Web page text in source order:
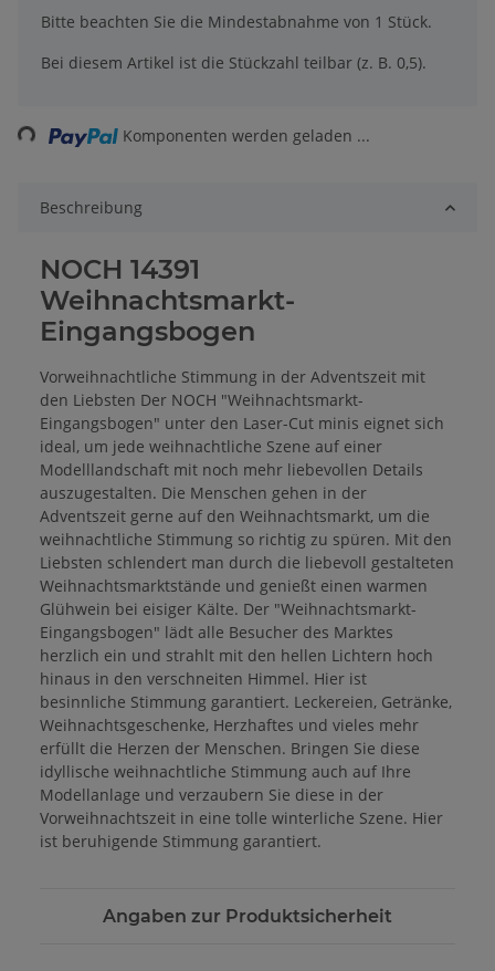
x
Bitte beachten Sie die Mindestabnahme von 1 Stück.
Bei diesem Artikel ist die Stückzahl teilbar (z. B. 0,5).
Loading... Komponenten werden geladen ...
Beschreibung
NOCH 14391
Weihnachtsmarkt-
Eingangsbogen
Vorweihnachtliche Stimmung in der Adventszeit mit
den Liebsten Der NOCH "Weihnachtsmarkt-
Eingangsbogen" unter den Laser-Cut minis eignet sich
ideal, um jede weihnachtliche Szene auf einer
Modelllandschaft mit noch mehr liebevollen Details
auszugestalten. Die Menschen gehen in der
Adventszeit gerne auf den Weihnachtsmarkt, um die
weihnachtliche Stimmung so richtig zu spüren. Mit den
Liebsten schlendert man durch die liebevoll gestalteten
Weihnachtsmarktstände und genießt einen warmen
Glühwein bei eisiger Kälte. Der "Weihnachtsmarkt-
Eingangsbogen" lädt alle Besucher des Marktes
herzlich ein und strahlt mit den hellen Lichtern hoch
hinaus in den verschneiten Himmel. Hier ist
besinnliche Stimmung garantiert. Leckereien, Getränke,
Weihnachtsgeschenke, Herzhaftes und vieles mehr
erfüllt die Herzen der Menschen. Bringen Sie diese
idyllische weihnachtliche Stimmung auch auf Ihre
Modellanlage und verzaubern Sie diese in der
Vorweihnachtszeit in eine tolle winterliche Szene. Hier
ist beruhigende Stimmung garantiert.
Angaben zur Produktsicherheit